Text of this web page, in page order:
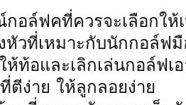
อล์ฟคที่ควรจะเลือกใ
หัวที่เหมาะกับนักกอล์
ท้อและเลิกเล่นกอล์ฟเ
ตีง่าย ให้ลูกลอยง่าย